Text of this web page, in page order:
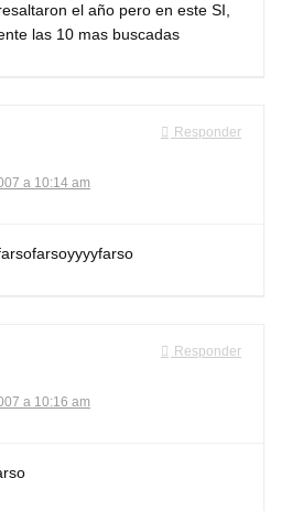
el año pero en este SI,
las 10 mas buscadas
Responder
a 10:14 am
Responder
a 10:16 am